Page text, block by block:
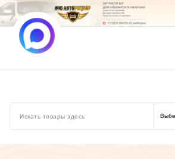
Перейти
к
содержимому